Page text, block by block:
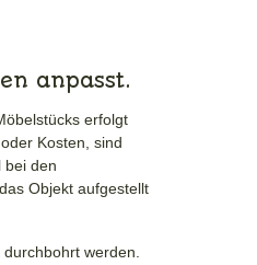
anpasst.
erfolgt
Kosten, sind
bei den
Objekt aufgestellt
werden.